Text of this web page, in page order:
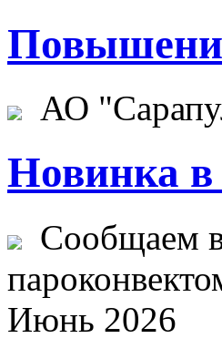
АО
Новинка в
Сообщаем
Июнь 2026